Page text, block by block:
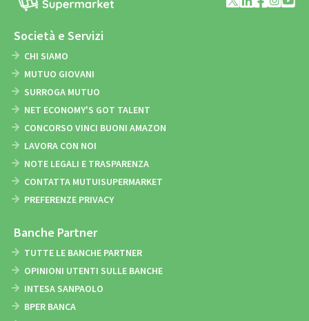
Società e Servizi
CHI SIAMO
MUTUO GIOVANI
SURROGA MUTUO
NET ECONOMY'S GOT TALENT
CONCORSO VINCI BUONI AMAZON
LAVORA CON NOI
NOTE LEGALI E TRASPARENZA
CONTATTA MUTUISUPERMARKET
PREFERENZE PRIVACY
Banche Partner
TUTTE LE BANCHE PARTNER
OPINIONI UTENTI SULLE BANCHE
INTESA SANPAOLO
BPER BANCA